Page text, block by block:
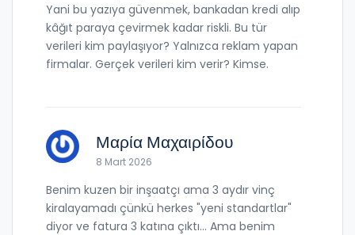
Yani bu yazıya güvenmek, bankadan kredi alıp
kâğıt paraya çevirmek kadar riskli. Bu tür
verileri kim paylaşıyor? Yalnızca reklam yapan
firmalar. Gerçek verileri kim verir? Kimse.
Μαρία Μαχαιρίδου
8 Mart 2026
Benim kuzen bir inşaatçı ama 3 aydır vinç
kiralayamadı çünkü herkes "yeni standartlar"
diyor ve fatura 3 katına çıktı... Ama benim